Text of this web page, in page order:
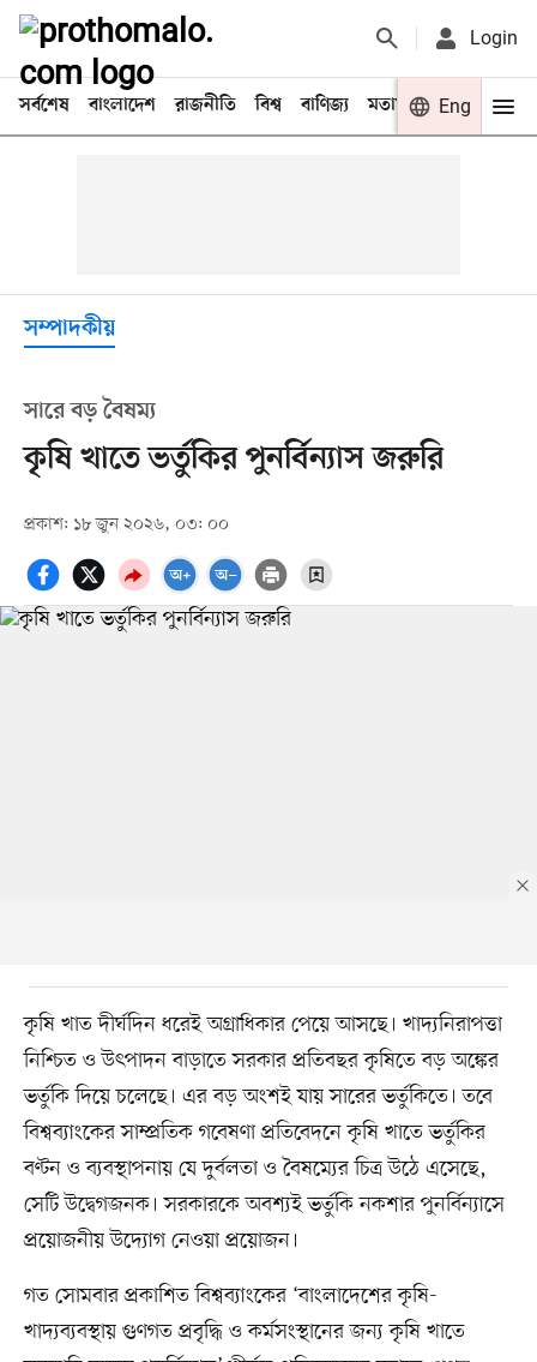
Login
সর্বশেষ বাংলাদেশ রাজনীতি বিশ্ব বাণিজ্য মতামত খেলা
Eng
সম্পাদকীয়
সারে বড় বৈষম্য
কৃষি খাতে ভর্তুকির পুনর্বিন্যাস জরুরি
প্রকাশ: ১৮ জুন ২০২৬, ০৩: ০০
কৃষি খাত দীর্ঘদিন ধরেই অগ্রাধিকার পেয়ে আসছে। খাদ্যনিরাপত্তা
নিশ্চিত ও উৎপাদন বাড়াতে সরকার প্রতিবছর কৃষিতে বড় অঙ্কের
ভর্তুকি দিয়ে চলেছে। এর বড় অংশই যায় সারের ভর্তুকিতে। তবে
বিশ্বব্যাংকের সাম্প্রতিক গবেষণা প্রতিবেদনে কৃষি খাতে ভর্তুকির
বণ্টন ও ব্যবস্থাপনায় যে দুর্বলতা ও বৈষম্যের চিত্র উঠে এসেছে,
সেটি উদ্বেগজনক। সরকারকে অবশ্যই ভর্তুকি নকশার পুনর্বিন্যাসে
প্রয়োজনীয় উদ্যোগ নেওয়া প্রয়োজন।
গত সোমবার প্রকাশিত বিশ্বব্যাংকের ‘বাংলাদেশের কৃষি-
খাদ্যব্যবস্থায় গুণগত প্রবৃদ্ধি ও কর্মসংস্থানের জন্য কৃষি খাতে